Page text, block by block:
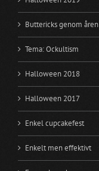
Buttericks genom åren
Tema: Ockultism
Halloween 2018
Halloween 2017
Enkel cupcakefest
Enkelt men effektivt